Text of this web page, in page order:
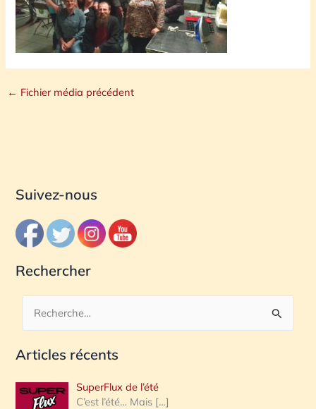
← Fichier média précédent
Suivez-nous
Rechercher
c
e
Articles récents
SuperFlux de l’été
C’est l’été… Mais […]